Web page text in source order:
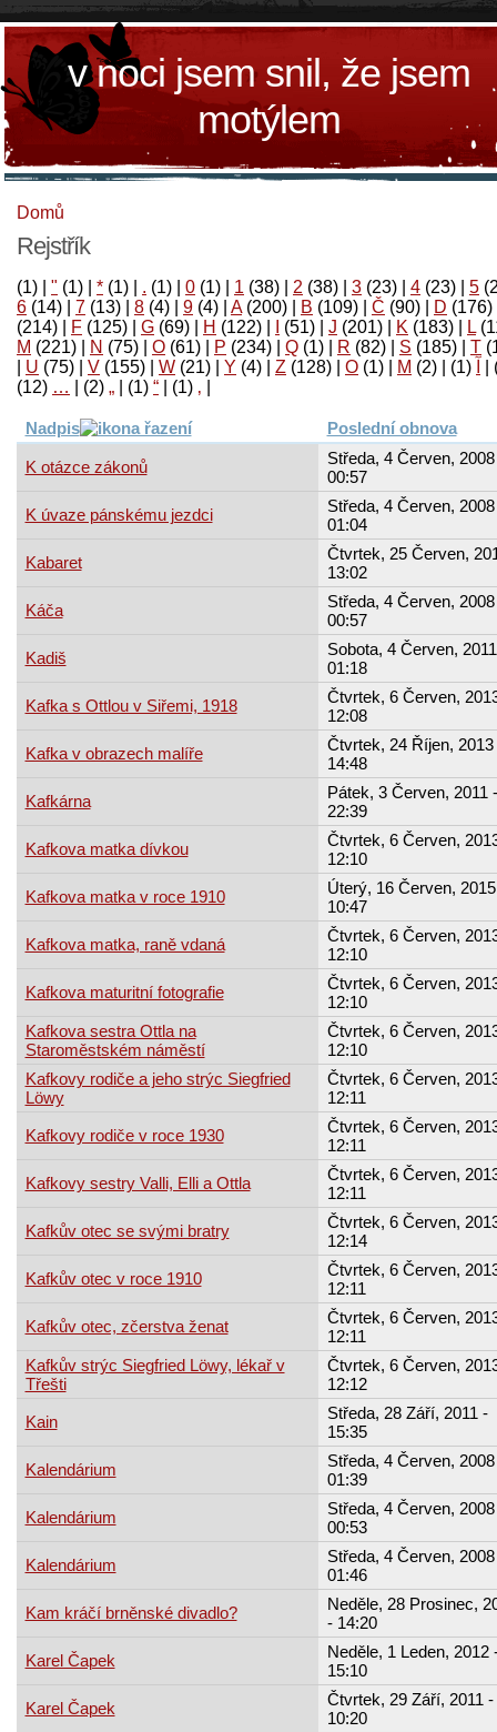
v noci jsem snil, že jsem
motýlem
Domů
Rejstřík
(1) " (1) * (1) . (1) 0 (1) 1 (38) 2 (38) 3 (23) 4 (23) 5
6 (14) 7 (13) 8 (4) 9 (4) A(200) B (109) Č (90) D (176)
(214)
F (125) G (69) H (122) (51) J (201) K (183) L
M (221) N (75) O (61) P (234) Q (1) R (82) S (185) T
U (75) V (155) W (21) Y (4) Z (128) Ο (1) М (2)
(1)
‚
(1)
“
(1)
„
(2)
…
(12)
Nadpis Poslední obnova
K otázce zákonů
Středa, 4 Červen,
00:57
K úvaze pánskému jezdci
Středa, 4 Červen,
01:04
Kabaret
Čtvrtek, 25 Červen,
13:02
Káča
Středa, 4 Červen,
00:57
Kadiš
Sobota, 4 Červen,
01:18
Kafka s Ottlou v Siřemi, 1918
Čtvrtek, 6 Červen,
12:08
Kafka v obrazech malíře
Čtvrtek, 24 Říjen, 2013
14:48
Kafkárna
Pátek, 3 Červen, 2011 -
22:39
Kafkova matka dívkou
Čtvrtek, 6 Červen,
12:10
Kafkova matka v roce 1910
Úterý, 16 Červen,
10:47
Kafkova matka, raně vdaná
Čtvrtek, 6 Červen,
12:10
Kafkova maturitní fotografie
Čtvrtek, 6 Červen,
12:10
Kafkova sestra Ottla na
Staroměstském náměstí
Čtvrtek, 6 Červen,
12:10
Kafkovy rodiče a jeho strýc Siegfried
Löwy
Čtvrtek, 6 Červen,
12:11
Kafkovy rodiče v roce 1930
Čtvrtek, 6 Červen,
12:11
Kafkovy sestry Valli, Elli a Ottla
Čtvrtek, 6 Červen,
12:11
Kafkův otec se svými bratry
Čtvrtek, 6 Červen,
12:14
Kafkův otec v roce 1910
Čtvrtek, 6 Červen,
12:11
Kafkův otec, zčerstva ženat
Čtvrtek, 6 Červen,
12:11
Kafkův strýc Siegfried Löwy, lékař v
Třešti
Čtvrtek, 6 Červen,
12:12
Kain
Středa, 28 Září, 2011 -
15:35
Kalendárium
Středa, 4 Červen,
01:39
Kalendárium
Středa, 4 Červen,
00:53
Kalendárium
Středa, 4 Červen,
01:46
Kam kráčí brněnské divadlo?
Neděle, 28 Prosinec,
- 14:20
Karel Čapek
Neděle, 1 Leden, 2012
15:10
Karel Čapek
Čtvrtek, 29 Září, 2011 -
10:20